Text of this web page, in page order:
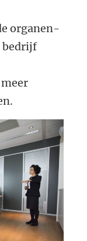
organen-
bedrijf